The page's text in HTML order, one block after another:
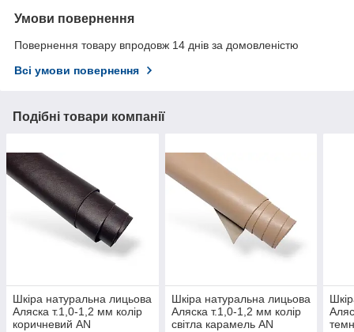
Умови повернення
Повернення товару впродовж 14 днів за домовленістю
Всі умови повернення
Подібні товари компанії
Шкіра натуральна лицьова
Аляска т.1,0-1,2 мм колір
коричневий AN
Шкіра натуральна лицьова
Аляска т.1,0-1,2 мм колір
світла карамель AN